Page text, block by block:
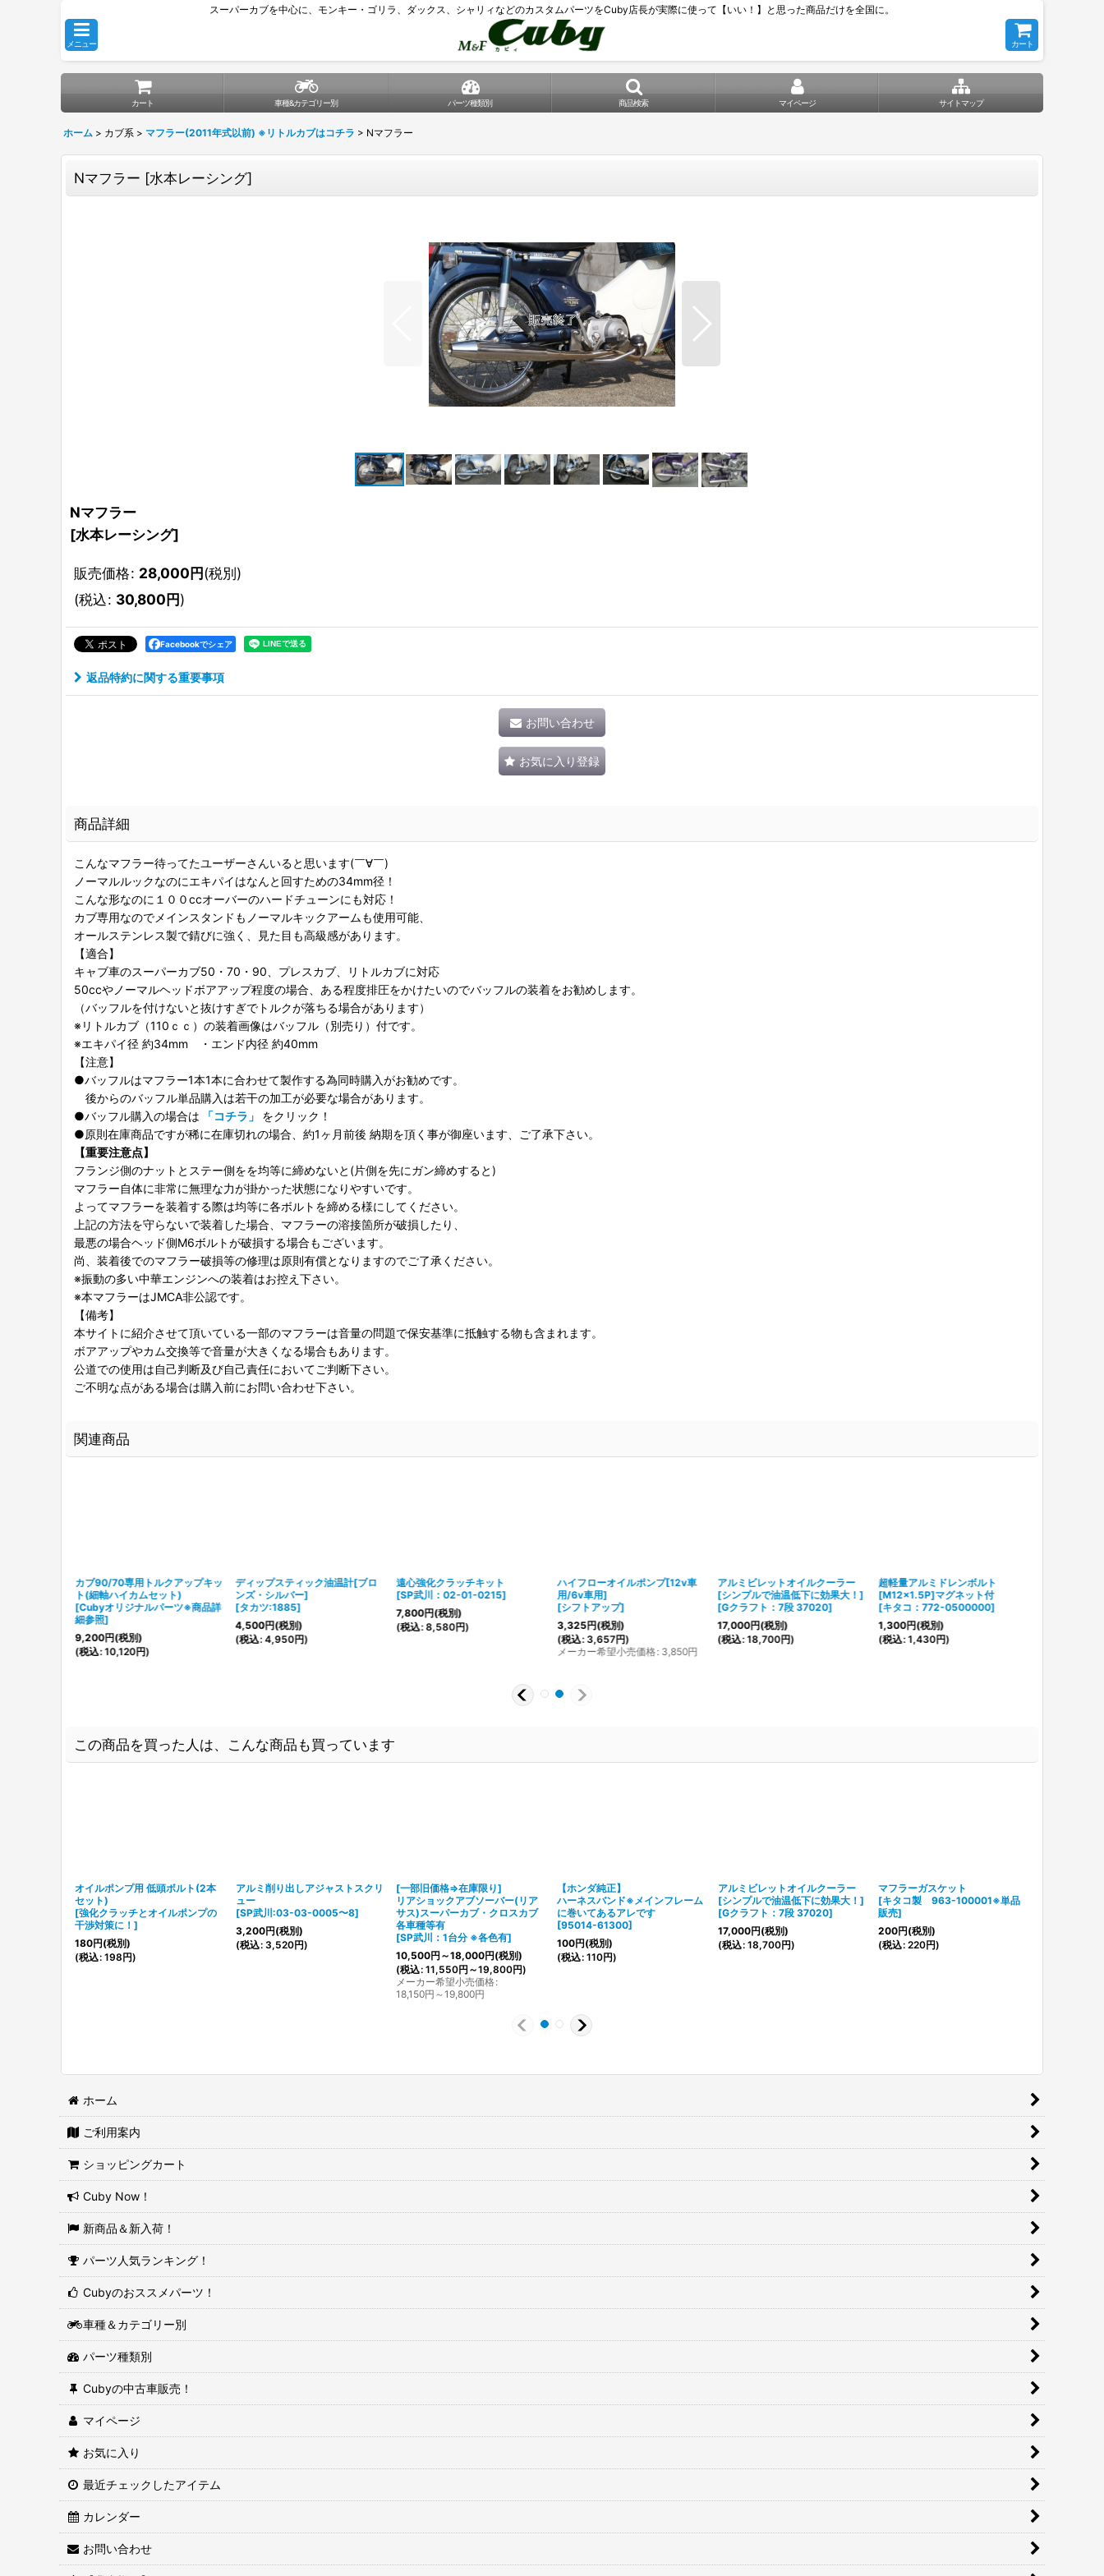
スーパーカブを中心に、モンキー・ゴリラ、ダックス、シャリィなどのカスタムパーツをCuby店長が実際に使って【いい！】と思った商品だけを全国に。
メニュー カート
カート 車種&カテゴリー別 パーツ種類別 商品検索 マイページ サイトマップ
ホーム > カブ系 > マフラー(2011年式以前) ※リトルカブはコチラ > Nマフラー
Nマフラー [水本レーシング]
Nマフラー
[水本レーシング]
販売価格: 28,000円(税別)
(税込: 30,800円)
Facebookでシェア
返品特約に関する重要事項
お問い合わせ
お気に入り登録
商品詳細
こんなマフラー待ってたユーザーさんいると思います(￣∀￣)
ノーマルルックなのにエキパイはなんと回すための34mm径！
こんな形なのに１００ccオーバーのハードチューンにも対応！
カブ専用なのでメインスタンドもノーマルキックアームも使用可能、
オールステンレス製で錆びに強く、見た目も高級感があります。
【適合】
キャブ車のスーパーカブ50・70・90、プレスカブ、リトルカブに対応
50ccやノーマルヘッドボアアップ程度の場合、ある程度排圧をかけたいのでバッフルの装着をお勧めします。
（バッフルを付けないと抜けすぎでトルクが落ちる場合があります）
※リトルカブ（110ｃｃ）の装着画像はバッフル（別売り）付です。
※エキパイ径 約34mm ・エンド内径 約40mm
【注意】
●バッフルはマフラー1本1本に合わせて製作する為同時購入がお勧めです。
後からのバッフル単品購入は若干の加工が必要な場合があります。
●バッフル購入の場合は 「コチラ」 をクリック！
●原則在庫商品ですが稀に在庫切れの場合、約1ヶ月前後 納期を頂く事が御座います、ご了承下さい。
【重要注意点】
フランジ側のナットとステー側をを均等に締めないと(片側を先にガン締めすると)
マフラー自体に非常に無理な力が掛かった状態になりやすいです。
よってマフラーを装着する際は均等に各ボルトを締める様にしてください。
上記の方法を守らないで装着した場合、マフラーの溶接箇所が破損したり、
最悪の場合ヘッド側M6ボルトが破損する場合もございます。
尚、装着後でのマフラー破損等の修理は原則有償となりますのでご了承ください。
※振動の多い中華エンジンへの装着はお控え下さい。
※本マフラーはJMCA非公認です。
【備考】
本サイトに紹介させて頂いている一部のマフラーは音量の問題で保安基準に抵触する物も含まれます。
ボアアップやカム交換等で音量が大きくなる場合もあります。
公道での使用は自己判断及び自己責任においてご判断下さい。
ご不明な点がある場合は購入前にお問い合わせ下さい。
関連商品
カブ90/70専用トルクアップキッ
ト(細軸ハイカムセット)
[Cubyオリジナルパーツ※商品詳
細参照]
9,200円(税別)
(税込: 10,120円)
ディップスティック油温計[ブロ
ンズ・シルバー]
[タカツ:1885]
4,500円(税別)
(税込: 4,950円)
遠心強化クラッチキット
[SP武川：02-01-0215]
7,800円(税別)
(税込: 8,580円)
ハイフローオイルポンプ[12v車
用/6v車用]
[シフトアップ]
3,325円(税別)
(税込: 3,657円)
メーカー希望小売価格: 3,850円
アルミビレットオイルクーラー
[シンプルで油温低下に効果大！]
[Gクラフト：7段 37020]
17,000円(税別)
(税込: 18,700円)
超軽量アルミドレンボルト
[M12x1.5P]マグネット付
[キタコ：772-0500000]
1,300円(税別)
(税込: 1,430円)
この商品を買った人は、こんな商品も買っています
オイルポンプ用 低頭ボルト(2本
セット)
[強化クラッチとオイルポンプの
干渉対策に！ ]
180円(税別)
(税込: 198円)
アルミ削り出しアジャストスクリ
ュー
[SP武川:03-03-0005〜8]
3,200円(税別)
(税込: 3,520円)
[一部旧価格⇒在庫限り]
リアショックアブソーバー(リア
サス)スーパーカブ・クロスカブ
各車種等有
[SP武川：1台分 ※各色有]
10,500円 ～18,000円(税別)
(税込: 11,550円 ～19,800円)
メーカー希望小売価格:
18,150円 ～19,800円
【ホンダ純正】
ハーネスバンド※メインフレーム
に巻いてあるアレです
[95014-61300]
100円(税別)
(税込: 110円)
アルミビレットオイルクーラー
[シンプルで油温低下に効果大！]
[Gクラフト：7段 37020]
17,000円(税別)
(税込: 18,700円)
マフラーガスケット
[キタコ製 963-100001※単品
販売]
200円(税別)
(税込: 220円)
ホーム
ご利用案内
ショッピングカート
Cuby Now！
新商品＆新入荷！
パーツ人気ランキング！
Cubyのおススメパーツ！
車種＆カテゴリー別
パーツ種類別
Cubyの中古車販売！
マイページ
お気に入り
最近チェックしたアイテム
カレンダー
お問い合わせ